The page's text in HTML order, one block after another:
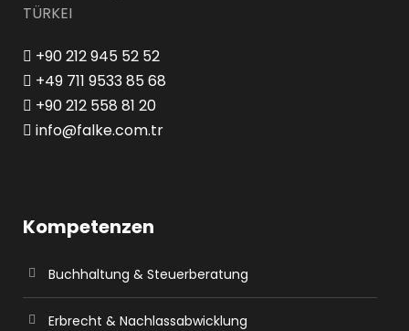
TÜRKEI
+90 212 945 52 52
+49 711 9533 85 68
+90 212 558 81 20
info@falke.com.tr
Kompetenzen
Buchhaltung & Steuerberatung
Erbrecht & Nachlassabwicklung